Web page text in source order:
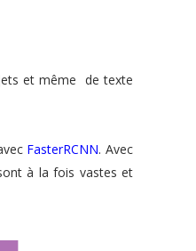
et même de texte
FasterRCNN. Avec
à la fois vastes et